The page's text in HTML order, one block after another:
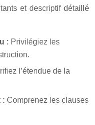
et descriptif détaillé
: Privilégiez les
l’étendue de la
: Comprenez les clauses